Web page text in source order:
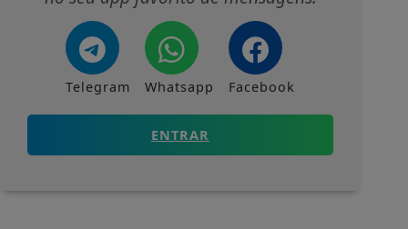
Telegram Whatsapp Facebook
ENTRAR